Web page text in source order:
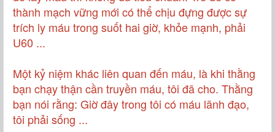
thành mạch vững mới có thể chịu đựng được sự
trích ly máu trong suốt hai giờ, khỏe mạnh, phải
U60 ...
Một kỷ niệm khác liên quan đến máu, là khi thằng
bạn chạy thận cần truyền máu, tôi đã cho. Thằng
bạn nói rằng: Giờ đây trong tôi có máu lãnh đạo,
tôi phải sống ...